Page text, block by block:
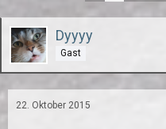
Dyyyy
Gast
22. Oktober 2015